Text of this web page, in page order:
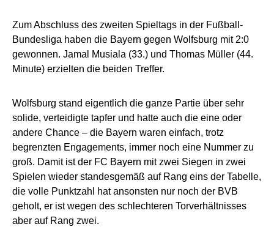
Zum Abschluss des zweiten Spieltags in der Fußball-
Bundesliga haben die Bayern gegen Wolfsburg mit 2:0
gewonnen. Jamal Musiala (33.) und Thomas Müller (44.
Minute) erzielten die beiden Treffer.
Wolfsburg stand eigentlich die ganze Partie über sehr
solide, verteidigte tapfer und hatte auch die eine oder
andere Chance – die Bayern waren einfach, trotz
begrenzten Engagements, immer noch eine Nummer zu
groß. Damit ist der FC Bayern mit zwei Siegen in zwei
Spielen wieder standesgemäß auf Rang eins der Tabelle,
die volle Punktzahl hat ansonsten nur noch der BVB
geholt, er ist wegen des schlechteren Torverhältnisses
aber auf Rang zwei.